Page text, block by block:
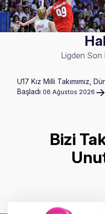
Ligden Son
U17 Kız Milli Takımımız,
Başladı 06 Ağustos 2026
Bizi